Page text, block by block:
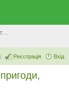
Покатушки ( покатеньки)
Вхід
Реєстрація